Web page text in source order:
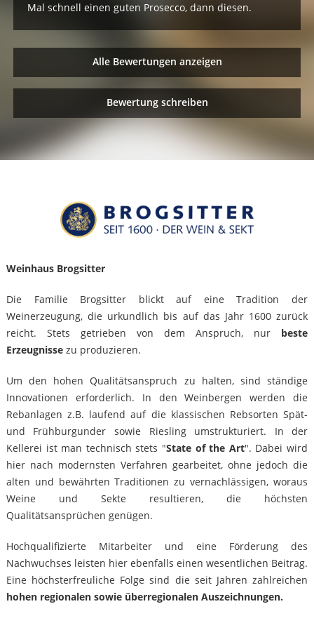
Mal schnell einen guten Prosecco, dann diesen.
Alle Bewertungen anzeigen
Bewertung schreiben
Weinhaus Brogsitter
Die Familie Brogsitter blickt auf eine Tradition der
Weinerzeugung, die urkundlich bis auf das Jahr 1600 zurück
reicht. Stets getrieben von dem Anspruch, nur beste
Erzeugnissezu produzieren.
Um den hohen Qualitätsanspruch zu halten, sind ständige
Innovationen erforderlich. In den Weinbergen werden die
Rebanlagen z.B. laufend auf die klassischen Rebsorten Spät-
und Frühburgunder sowie Riesling umstrukturiert. In der
Kellerei ist man technisch stets "State of the Art". Dabei wird
hier nach modernsten Verfahren gearbeitet, ohne jedoch die
alten und bewährten Traditionen zu vernachlässigen, woraus
Weine und Sekte resultieren, die höchsten
Qualitätsansprüchen genügen.
Hochqualifizierte Mitarbeiter und eine Förderung des
Nachwuchses leisten hier ebenfalls einen wesentlichen Beitrag.
Eine höchsterfreuliche Folge sind die seit Jahren zahlreichen
hohen regionalen sowie überregionalen Auszeichnungen.